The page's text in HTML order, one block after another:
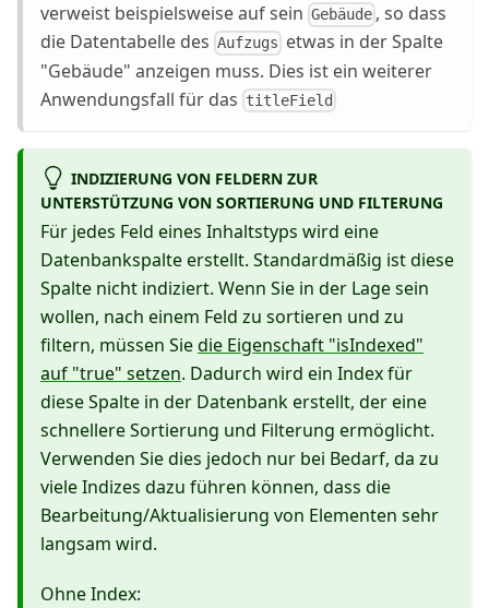
verweist beispielsweise auf sein Gebäude , so dass
die Datentabelle des Aufzugs etwas in der Spalte
"Gebäude" anzeigen muss. Dies ist ein weiterer
Anwendungsfall für das titleField
INDIZIERUNG VON FELDERN ZUR
UNTERSTÜTZUNG VON SORTIERUNG UND FILTERUNG
Für jedes Feld eines Inhaltstyps wird eine
Datenbankspalte erstellt. Standardmäßig ist diese
Spalte nicht indiziert. Wenn Sie in der Lage sein
wollen, nach einem Feld zu sortieren und zu
filtern, müssen Siedie Eigenschaft "isIndexed"
auf "true" setzen. Dadurch wird ein Index für
diese Spalte in der Datenbank erstellt, der eine
schnellere Sortierung und Filterung ermöglicht.
Verwenden Sie dies jedoch nur bei Bedarf, da zu
viele Indizes dazu führen können, dass die
Bearbeitung/Aktualisierung von Elementen sehr
langsam wird.
Ohne Index: